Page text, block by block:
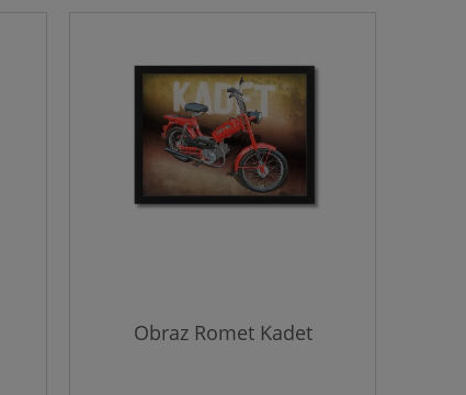
Obraz Romet Kadet